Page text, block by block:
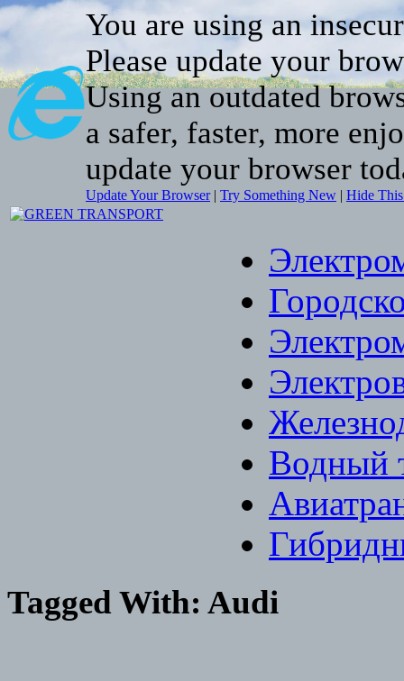
You are using an
Please update your
Using an outdated
a safer, faster, more
update your browser
Update Your Browser| Try Something New | Hide
Водный
Tagged With: Audi